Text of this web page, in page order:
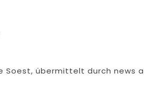
Soest, übermittelt durch news